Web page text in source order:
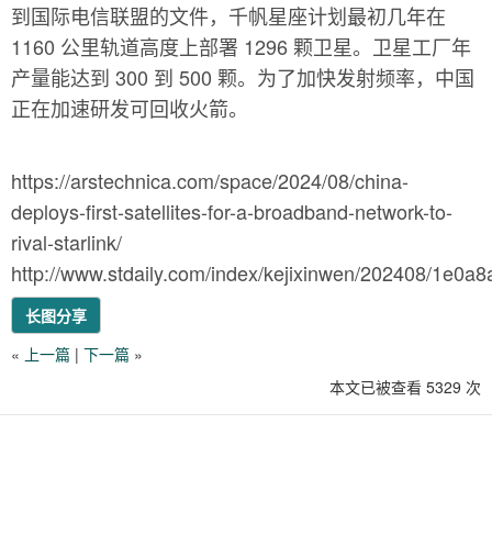
到国际电信联盟的文件，千帆星座计划最初几年在
1160 公里轨道高度上部署 1296 颗卫星。卫星工厂年
产量能达到 300 到 500 颗。为了加快发射频率，中国
正在加速研发可回收火箭。
https://arstechnica.com/space/2024/08/china-
deploys-first-satellites-for-a-broadband-network-to-
rival-starlink/
http://www.stdaily.com/index/kejixinwen/202408/
长图分享
« 上一篇 | 下一篇 »
本文已被查看 5329 次